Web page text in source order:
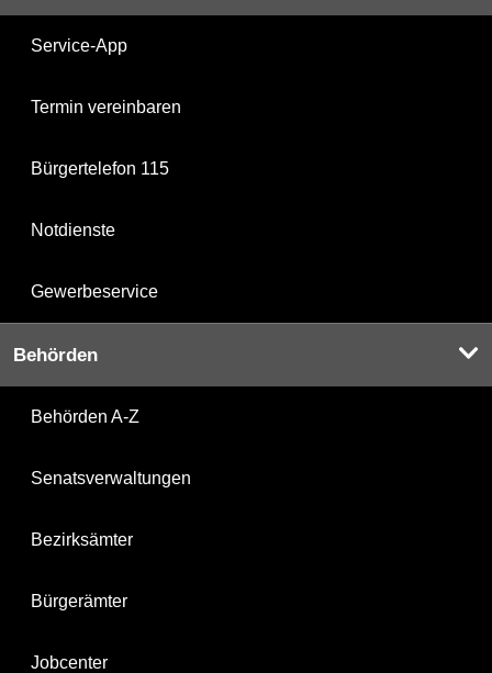
Service-App
Termin vereinbaren
Bürgertelefon 115
Notdienste
Gewerbeservice
Behörden
Behörden A-Z
Senatsverwaltungen
Bezirksämter
Bürgerämter
Jobcenter